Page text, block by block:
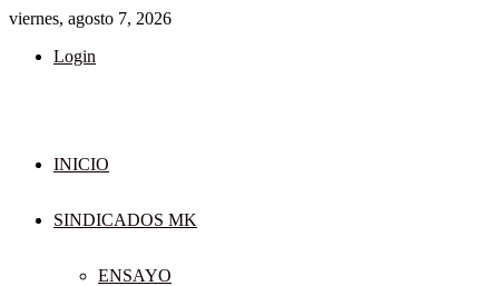
viernes, agosto 7, 2026
Login
INICIO
SINDICADOS MK
ENSAYO